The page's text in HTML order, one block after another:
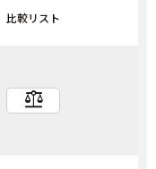
比較リスト
balance